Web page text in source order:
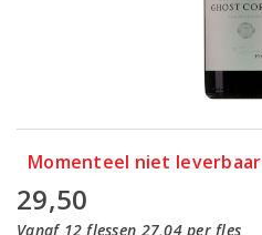
Momenteel niet leverbaar
29,50
Vanaf 12 flessen 27,04 per fles